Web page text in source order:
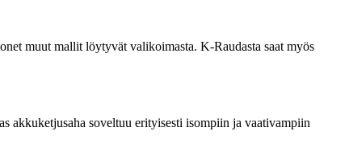
muut mallit löytyvät valikoimasta. K-Raudasta saat myös
akkuketjusaha soveltuu erityisesti isompiin ja vaativampiin